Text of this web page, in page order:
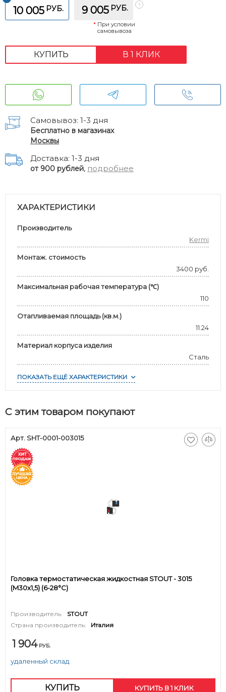
10 005 РУБ. 9 005 РУБ.
* При условии
самовывоза
КУПИТЬ В 1 КЛИК
Самовывоз: 1-3 дня
Бесплатно в магазинах
Москвы
Доставка: 1-3 дня
от 900 рублей, подробнее
ХАРАКТЕРИСТИКИ
Производитель
Kermi
Монтаж. стоимость
3400 руб.
Максимальная рабочая температура (℃)
110
Отапливаемая площадь (кв.м.)
11.24
Материал корпуса изделия
Сталь
ПОКАЗАТЬ ЕЩЁ ХАРАКТЕРИСТИКИ
С этим товаром покупают
Арт. SHT-0001-003015
Головка термостатическая жидкостная STOUT - 3015
(M30x1,5) (6-28°C)
Производитель:
STOUT
Страна производитель:
Италия
1 904 РУБ.
удаленный склад.
КУПИТЬ КУПИТЬ В 1 КЛИК